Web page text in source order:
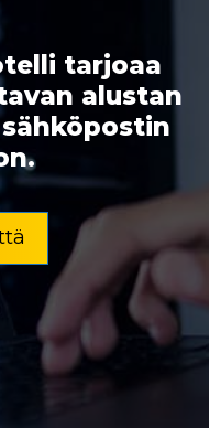
tarjoaa
alustan